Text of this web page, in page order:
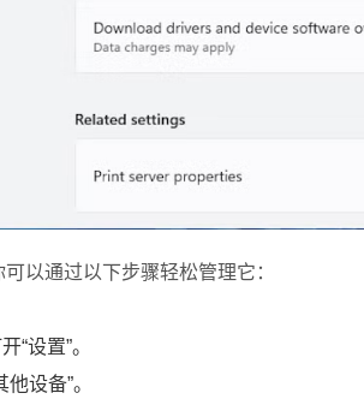
以通过以下步骤轻松管理它：
“设置”。
设备”。